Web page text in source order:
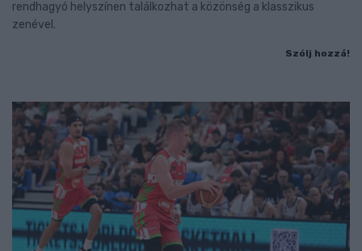
rendhagyó helyszínen találkozhat a közönség a klasszikus
zenével.
Szólj hozzá!